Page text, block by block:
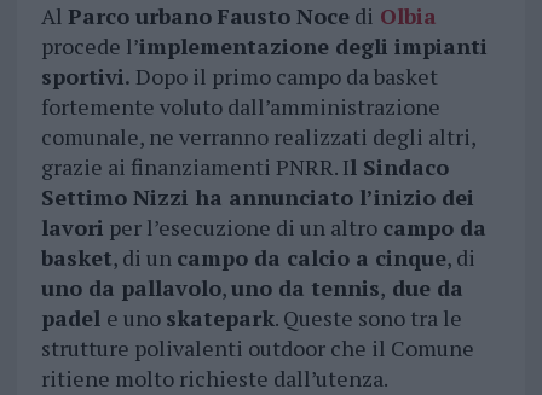
Al Parco urbano Fausto Nocedi Olbia
procede l’implementazione degli impianti
sportivi. Dopo il primo campo da basket
fortemente voluto dall’amministrazione
comunale, ne verranno realizzati degli altri,
grazie ai finanziamenti PNRR. Il Sindaco
Settimo Nizzi ha annunciato l’inizio dei
lavori per l’esecuzione di un altro campo da
basket, di un campo da calcio a cinque, di
uno da pallavolo,uno da tennis, due da
padel e uno skatepark. Queste sono tra le
strutture polivalenti outdoor che il Comune
ritiene molto richieste dall’utenza.